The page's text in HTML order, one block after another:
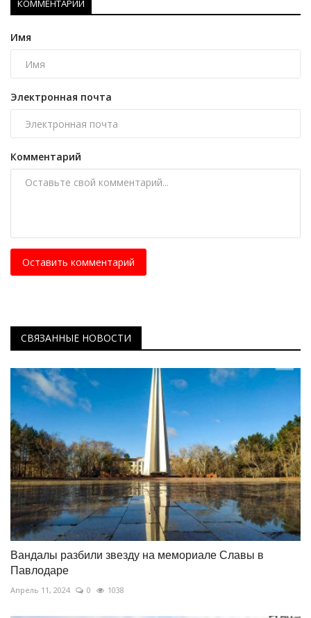
КОММЕНТАРИИ
Имя
Электронная почта
Комментарий
Оставить комментарий
СВЯЗАННЫЕ НОВОСТИ
Вандалы разбили звезду на мемориале Славы в
Павлодаре
Апрель 11, 2024 0 1038